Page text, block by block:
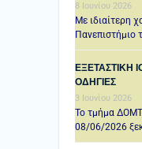
8 Ιουνίου 2026
Με ιδιαίτερη
Πανεπιστήμιο
ΕΞΕΤΑΣΤΙΚΗ
ΟΔΗΓΙΕΣ
3 Ιουνίου 2026
Το τμήμα ΔΟΜΤ
08/06/2026